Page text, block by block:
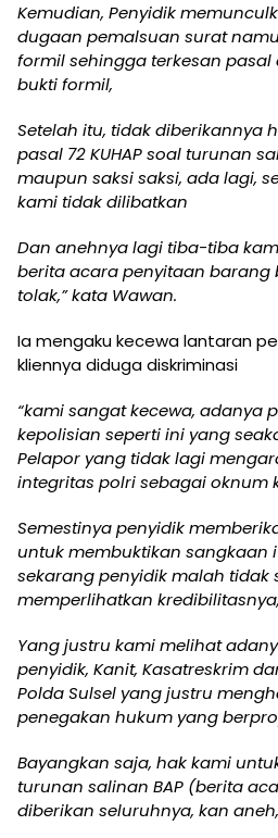
Kemudian, Penyidik
dugaan pemalsuan surat
formil sehingga terkesan
bukti formil,
Setelah itu, tidak diberikannya
pasal 72 KUHAP soal turunan
maupun saksi saksi, ada lagi,
kami tidak dilibatkan
Dan anehnya lagi tiba-tiba
berita acara penyitaan barang
tolak,” kata Wawan.
Ia mengaku kecewa lantaran
kliennya diduga diskriminasi
“kami sangat kecewa, adanya
kepolisian seperti ini yang
Pelapor yang tidak lagi
integritas polri sebagai oknum
Semestinya penyidik
untuk membuktikan sangkaan
sekarang penyidik malah tidak
memperlihatkan kredibilitasnya,
Yang justru kami melihat
penyidik, Kanit, Kasatreskrim
Polda Sulsel yang justru
penegakan hukum yang
Bayangkan saja, hak kami
turunan salinan BAP (berita
diberikan seluruhnya, kan aneh,